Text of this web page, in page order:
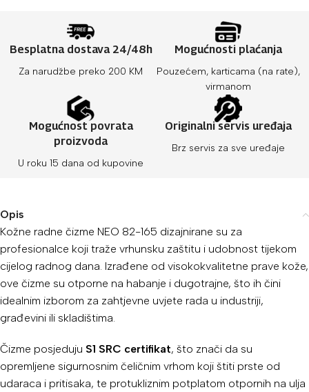
Besplatna dostava 24/48h
Za narudžbe preko 200 KM
Mogućnosti plaćanja
Pouzećem, karticama (na rate),
virmanom
Mogućnost povrata
proizvoda
U roku 15 dana od kupovine
Originalni servis uređaja
Brz servis za sve uređaje
Opis
Kožne radne čizme NEO 82-165 dizajnirane su za
profesionalce koji traže vrhunsku zaštitu i udobnost tijekom
cijelog radnog dana. Izrađene od visokokvalitetne prave kože,
ove čizme su otporne na habanje i dugotrajne, što ih čini
idealnim izborom za zahtjevne uvjete rada u industriji,
građevini ili skladištima.
Čizme posjeduju S1 SRC certifikat, što znači da su
opremljene sigurnosnim čeličnim vrhom koji štiti prste od
udaraca i pritisaka, te protukliznim potplatom otpornih na ulja